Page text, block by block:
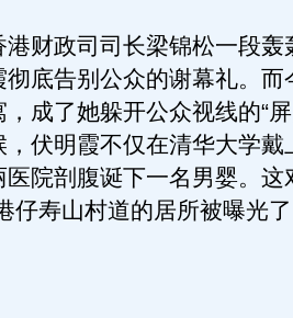
政司司长梁锦松一段轰
底告别公众的谢幕礼。而
成了她躲开公众视线的“
伏明霞不仅在清华大学戴
院剖腹诞下一名男婴。这
仔寿山村道的居所被曝光